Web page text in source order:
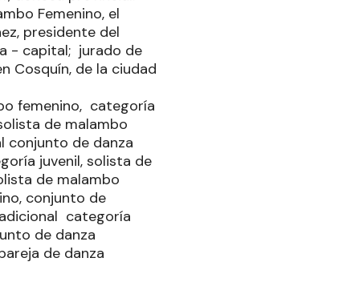
Femenino, el
presidente del
- capital; jurado de
Cosquín, de la ciudad
femenino, categoría
de malambo
conjunto de danza
juvenil, solista de
de malambo
conjunto de
categoría
de danza
de danza